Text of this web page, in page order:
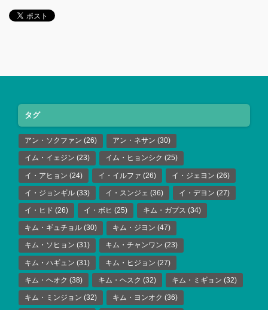
タグ
アン・ソクファン (26) アン・ネサン (30)
イム・イェジン (23) イム・ヒョンシク (25)
イ・アヒョン (24) イ・イルファ (26) イ・ジェヨン (26)
イ・ジョンギル (33) イ・スンジェ (36) イ・デヨン (27)
イ・ヒド (26) イ・ボヒ (25) キム・ガプス (34)
キム・ギュチョル (30) キム・ジヨン (47)
キム・ソヒョン (31) キム・チャンワン (23)
キム・ハギュン (31) キム・ヒジョン (27)
キム・ヘオク (38) キム・ヘスク (32) キム・ミギョン (32)
キム・ミンジョン (32) キム・ヨンオク (36)